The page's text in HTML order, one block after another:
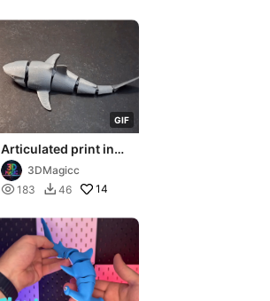
GIF
Articulated print in
place shark fidget
toy 3DMagicc
 183  46 14